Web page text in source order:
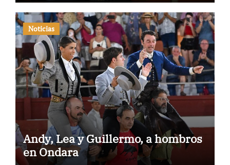
Noticias
Andy, Lea y Guillermo, a hombros
en Ondara